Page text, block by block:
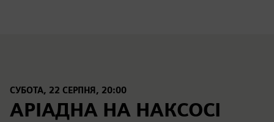
СУБОТА, 22 СЕРПНЯ, 20:00
АРІАДНА НА НАКСОСІ